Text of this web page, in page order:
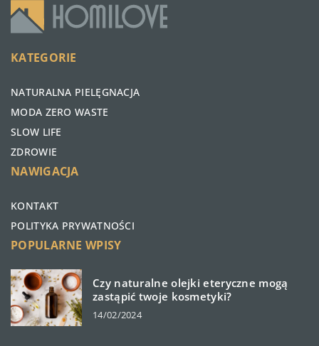
KATEGORIE
NATURALNA PIELĘGNACJA
MODA ZERO WASTE
SLOW LIFE
ZDROWIE
NAWIGACJA
KONTAKT
POLITYKA PRYWATNOŚCI
POPULARNE WPISY
Czy naturalne olejki eteryczne mogą
zastąpić twoje kosmetyki?
14/02/2024